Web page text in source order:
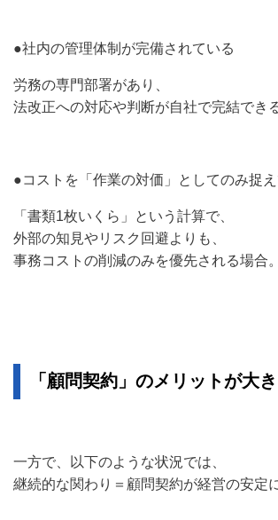
●社内の管理体制が完備されている
労務の専門部署があり、
法改正への対応や判断が自社で完結でき
●コストを「作業の対価」としてのみ捉
「書類1枚いくら」という計算で、
外部の知見やリスク回避よりも、
事務コストの削減のみを優先される場合。
「顧問契約」のメリットが大
一方で、以下のような状況では、
継続的な関わり＝顧問契約が経営の安定